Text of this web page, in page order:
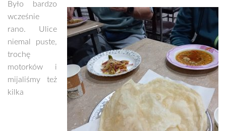
Było bardzo
wcześnie
rano. Ulice
niemal puste,
trochę
motorków i
mijaliśmy też
kilka